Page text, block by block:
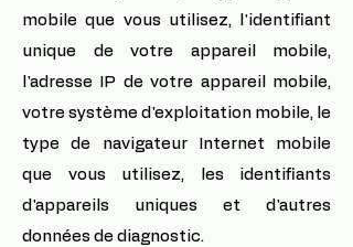
mobile que vous utilisez, l'identifiant
unique de votre appareil mobile,
l'adresse IP de votre appareil mobile,
votre système d'exploitation mobile, le
type de navigateur Internet mobile
que vous utilisez, les identifiants
d'appareils uniques et d'autres
données de diagnostic.